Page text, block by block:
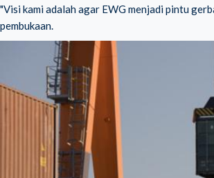
"Visi kami adalah agar EWG menjadi pintu
pembukaan.